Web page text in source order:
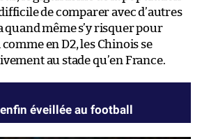
de comparer avec d’autres
quand même s’y risquer pour
en D2, les Chinois se
au stade qu’en France.
enfin éveillée au football